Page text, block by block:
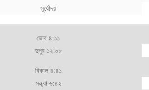
সূর্যোদয়
ভোর ৪:১১
দুপুর ১২:০৮
বিকাল ৪:৪১
সন্ধ্যা ৬:৪২